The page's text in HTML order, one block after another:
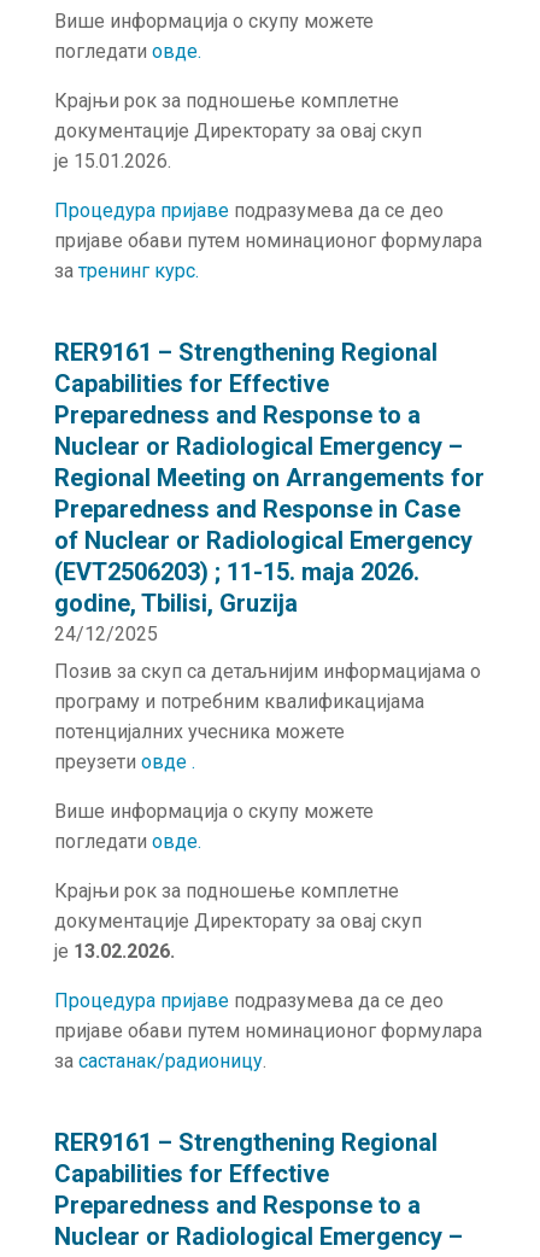
Више информација о скупу можете
погледати овде.
Крајњи рок за подношење комплетне
документације Директорату за овај скуп
је 15.01.2026.
Процедура пријавеподразумева да се део
пријаве обави путем номинационог формулара
затренинг курс.
RER9161 – Strengthening Regional
Capabilities for Effective
Preparedness and Response to a
Nuclear or Radiological Emergency –
Regional Meeting on Arrangements for
Preparedness and Response in Case
of Nuclear or Radiological Emergency
(EVT2506203) ; 11-15. maja 2026.
godine, Tbilisi, Gruzija
24/12/2025
Позив за скуп са детаљнијим информацијама о
програму и потребним квалификацијама
потенцијалних учесника можете
преузети овде .
Више информација о скупу можете
погледати овде.
Крајњи рок за подношење комплетне
документације Директорату за овај скуп
је 13.02.2026.
Процедура пријавеподразумева да се део
пријаве обави путем номинационог формулара
за састанак/радионицу.
RER9161 – Strengthening Regional
Capabilities for Effective
Preparedness and Response to a
Nuclear or Radiological Emergency –